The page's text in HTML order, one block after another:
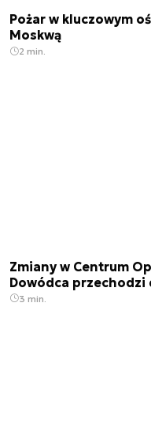
Pożar w kluczowym
Moskwą
2 min.
Zmiany w Centrum
Dowódca przechodzi
3 min.